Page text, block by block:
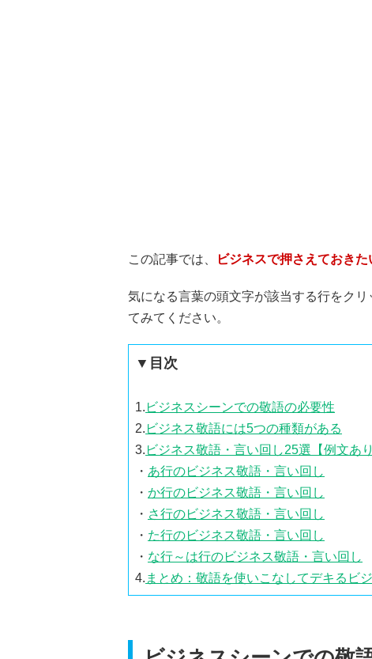
この記事では、 ビジネスで押さえておきた
気になる言葉の頭文字が該当する行をク
てみてください。
▼目次
1. ビジネスシーンでの敬語の必要性
2. ビジネス敬語には5つの種類がある
3. ビジネス敬語・言い回し25選【例文あり
・ あ行のビジネス敬語・言い回し
・ か行のビジネス敬語・言い回し
・ さ行のビジネス敬語・言い回し
・ た行のビジネス敬語・言い回し
・ な行～は行のビジネス敬語・言い回し
4. まとめ：敬語を使いこなしてデキるビ